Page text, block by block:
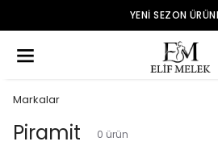
YENİ SEZON
Markalar
Piramit 0 ürün